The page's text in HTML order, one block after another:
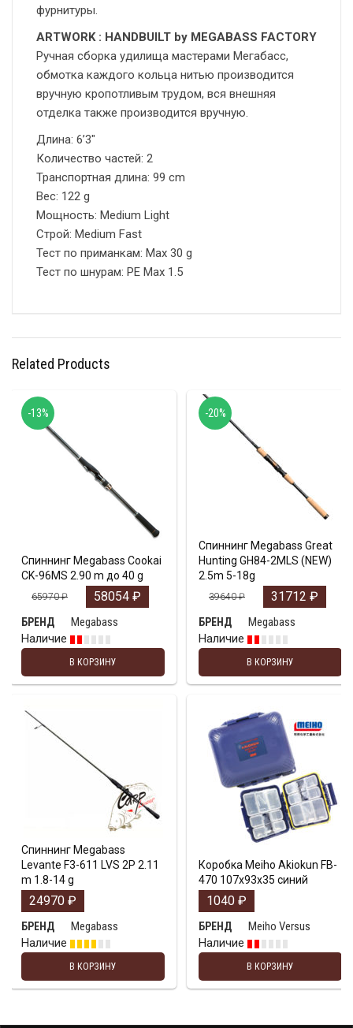
фурнитуры.
ARTWORK : HANDBUILT by MEGABASS FACTORY
Ручная сборка удилища мастерами Мегабасс,
обмотка каждого кольца нитью производится
вручную кропотливым трудом, вся внешняя
отделка также производится вручную.
Длина: 6’3″
Количество частей: 2
Транспортная длина: 99 cm
Вес: 122 g
Мощность: Medium Light
Строй: Medium Fast
Тест по приманкам: Max 30 g
Тест по шнурам: PE Max 1.5
Related Products
Спиннинг Megabass Cookai
CK-96MS 2.90 m до 40 g
65970₽ 58054 ₽
БРЕНД
Megabass
Наличие
В КОРЗИНУ
-13%
Спиннинг Megabass Great
Hunting GH84-2MLS (NEW)
2.5m 5-18g
39640₽ 31712 ₽
БРЕНД
Megabass
Наличие
В КОРЗИНУ
-20%
Спиннинг Megabass
Levante F3-611 LVS 2P 2.11
m 1.8-14 g
24970 ₽
БРЕНД
Megabass
Наличие
В КОРЗИНУ
Коробка Meiho Akiokun FB-
470 107x93x35 синий
1040 ₽
БРЕНД
Meiho Versus
Наличие
В КОРЗИНУ